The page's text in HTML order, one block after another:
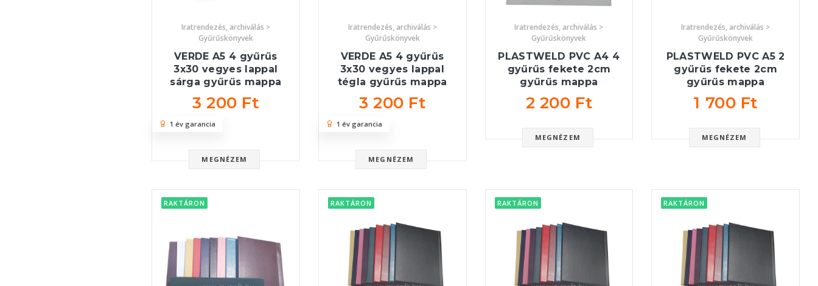
Iratrendezés, archiválás >
Gyűrűskönyvek
VERDE A5 4 gyűrűs
3x30 vegyes lappal
sárga gyűrűs mappa
3 200 Ft
MEGNÉZEM
1 év garancia
Iratrendezés, archiválás >
Gyűrűskönyvek
VERDE A5 4 gyűrűs
3x30 vegyes lappal
tégla gyűrűs mappa
3 200 Ft
MEGNÉZEM
1 év garancia
Iratrendezés, archiválás >
Gyűrűskönyvek
PLASTWELD PVC A4 4
gyűrűs fekete 2cm
gyűrűs mappa
2 200 Ft
MEGNÉZEM
Iratrendezés, archiválás >
Gyűrűskönyvek
PLASTWELD PVC A5 2
gyűrűs fekete 2cm
gyűrűs mappa
1 700 Ft
MEGNÉZEM
RAKTÁRON RAKTÁRON RAKTÁRON RAKTÁRON